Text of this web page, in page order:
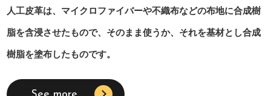
人工皮革は、マイクロファイバーや不織布などの布地に合成樹
脂を含浸させたもので、そのまま使うか、それを基材とし合成
樹脂を塗布したものです。